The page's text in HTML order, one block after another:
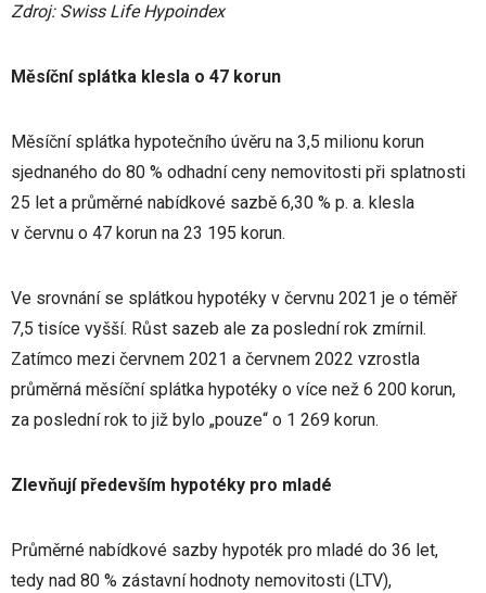
Zdroj: Swiss Life Hypoindex
Měsíční splátka klesla o 47 korun
Měsíční splátka hypotečního úvěru na 3,5 milionu korun
sjednaného do 80 % odhadní ceny nemovitosti při splatnosti
25 let a průměrné nabídkové sazbě 6,30 % p. a. klesla
v červnu o 47 korun na 23 195 korun.
Ve srovnání se splátkou hypotéky v červnu 2021 je o téměř
7,5 tisíce vyšší. Růst sazeb ale za poslední rok zmírnil.
Zatímco mezi červnem 2021 a červnem 2022 vzrostla
průměrná měsíční splátka hypotéky o více než 6 200 korun,
za poslední rok to již bylo „pouze“ o 1 269 korun.
Zlevňují především hypotéky pro mladé
Průměrné nabídkové sazby hypoték pro mladé do 36 let,
tedy nad 80 % zástavní hodnoty nemovitosti (LTV),